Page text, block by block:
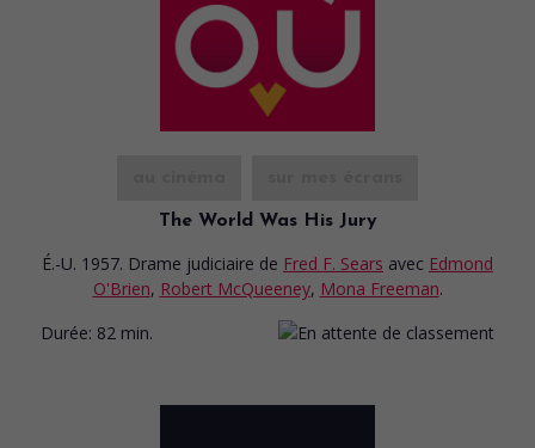
The World Was His Jury
É.-U. 1957. Drame judiciaire de Fred F. Sears avec Edmond
O'Brien, Robert McQueeney, Mona Freeman.
Durée: 82 min.